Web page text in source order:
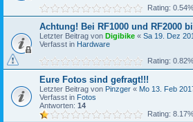
Rating:
Achtung! Bei RF1000 und RF2000
Letzter Beitrag von Digibike « Sa 19. Dez
Verfasst in Hardware
Rating:
Eure Fotos sind gefragt!!!
Letzter Beitrag von Pinzger « Mo 13. Feb
Verfasst in Fotos
Antworten: 14
Rating: